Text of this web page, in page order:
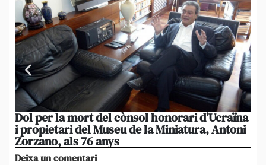
Dol per la mort del cònsol honorari d’Ucraïna
i propietari del Museu de la Miniatura, Antoni
Zorzano, als 76 anys
Deixa un comentari